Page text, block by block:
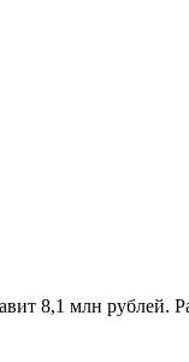
8,1 млн рублей.